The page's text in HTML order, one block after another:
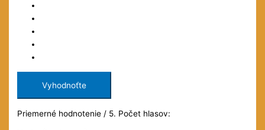
Vyhodnoťte
Priemerné hodnotenie / 5. Počet hlasov: